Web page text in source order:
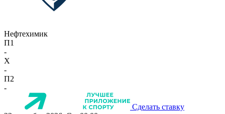
Нефтехимик
П1
-
X
-
П2
-
Сделать ставку